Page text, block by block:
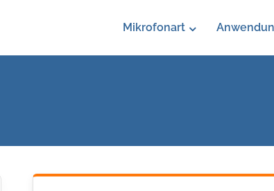
Mikrofonart